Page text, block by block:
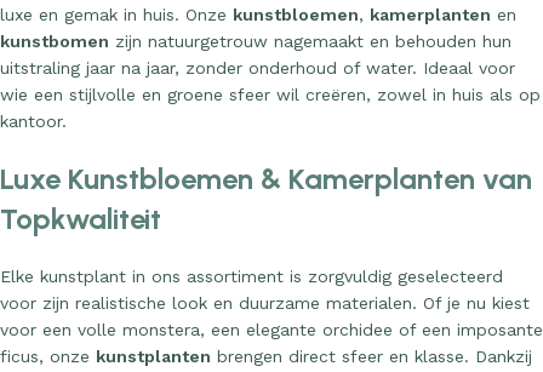
luxe en gemak in huis. Onze kunstbloemen, kamerplanten en
kunstbomen zijn natuurgetrouw nagemaakt en behouden hun
uitstraling jaar na jaar, zonder onderhoud of water. Ideaal voor
wie een stijlvolle en groene sfeer wil creëren, zowel in huis als op
kantoor.
Luxe Kunstbloemen & Kamerplanten van
Topkwaliteit
Elke kunstplant in ons assortiment is zorgvuldig geselecteerd
voor zijn realistische look en duurzame materialen. Of je nu kiest
voor een volle monstera, een elegante orchidee of een imposante
ficus, onze kunstplanten brengen direct sfeer en klasse. Dankzij